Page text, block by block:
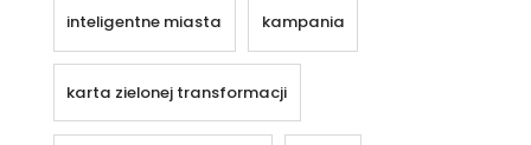
inteligentne miasta kampania
karta zielonej transformacji